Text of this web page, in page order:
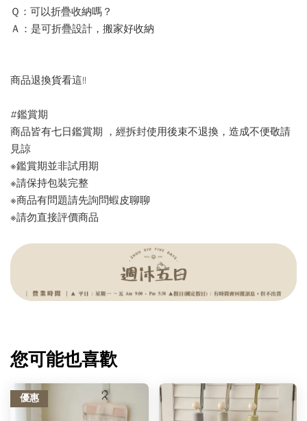
Ｑ：可以折疊收納嗎？
Ａ：是可折疊設計，搬家好收納
商品退換貨看這!!
#鑑賞期
商品皆有七日鑑賞期 ，經拆封使用後束不退換，造成不便敬請
見諒
※鑑賞期並非試用期
※請保持包裝完整
※商品有問題請先詢問蝦皮聊聊
※請勿直接評價商品
您可能也喜歡
優惠